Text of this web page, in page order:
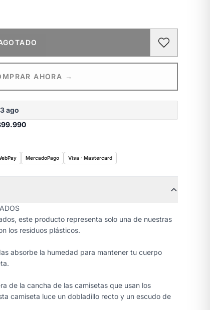
AHORA →
ago
MercadoPago Visa · Mastercard
este producto representa solo una de nuestras
los residuos plásticos.
absorbe la humedad para mantener tu cuerpo
de la cancha de las camisetas que usan los
camiseta luce un dobladillo recto y un escudo de